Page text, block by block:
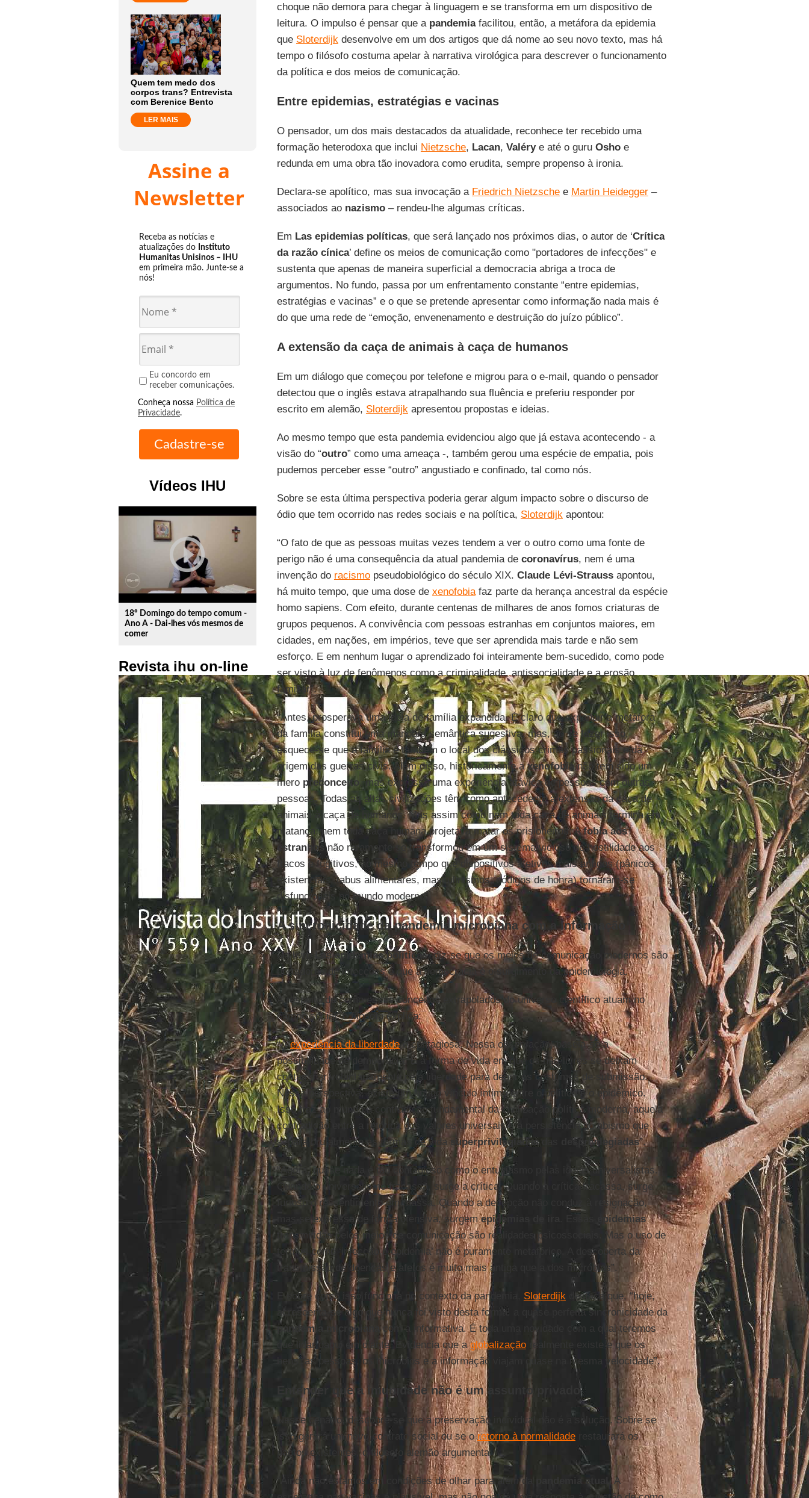
Quem tem medo dos
corpos trans? Entrevista
com Berenice Bento
LER MAIS
Assine a
Newsletter
Receba as notícias e
atualizações do Instituto
Humanitas Unisinos – IHU
em primeira mão. Junte-se a
nós!
Eu concordo em
receber comunicações.
Conheça nossa Política de
Privacidade.
Vídeos IHU
play_circle_outline
18º Domingo do tempo comum -
Ano A - Dai-lhes vós mesmos de
comer
Revista ihu on-line
choque não demora para chegar à linguagem e se transforma em um dispositivo de
leitura. O impulso é pensar que a pandemiafacilitou, então, a metáfora da epidemia
que Sloterdijkdesenvolve em um dos artigos que dá nome ao seu novo texto, mas há
tempo o filósofo costuma apelar à narrativa virológica para descrever o funcionamento
da política e dos meios de comunicação.
Entre epidemias, estratégias e vacinas
O pensador, um dos mais destacados da atualidade, reconhece ter recebido uma
formação heterodoxa que inclui Nietzsche, Lacan, Valéry e até o guru Oshoe
redunda em uma obra tão inovadora como erudita, sempre propenso à ironia.
Declara-se apolítico, mas sua invocação a Friedrich Nietzschee Martin Heidegger–
associados ao nazismo– rendeu-lhe algumas críticas.
Em Las epidemias políticas, que será lançado nos próximos dias, o autor de ‘Crítica
da razão cínica’ define os meios de comunicação como "portadores de infecções" e
sustenta que apenas de maneira superficial a democracia abriga a troca de
argumentos. No fundo, passa por um enfrentamento constante “entre epidemias,
estratégias e vacinas” e o que se pretende apresentar como informação nada mais é
do que uma rede de “emoção, envenenamento e destruição do juízo público”.
A extensão da caça de animais à caça de humanos
Em um diálogo que começou por telefone e migrou para o e-mail, quando o pensador
detectou que o inglês estava atrapalhando sua fluência e preferiu responder por
escrito em alemão, Sloterdijkapresentou propostas e ideias.
Ao mesmo tempo que esta pandemia evidenciou algo que já estava acontecendo - a
visão do “outro” como uma ameaça -, também gerou uma espécie de empatia, pois
pudemos perceber esse “outro” angustiado e confinado, tal como nós.
Sobre se esta última perspectiva poderia gerar algum impacto sobre o discurso de
ódio que tem ocorrido nas redes sociais e na política, Sloterdijkapontou:
“O fato de que as pessoas muitas vezes tendem a ver o outro como uma fonte de
perigo não é uma consequência da atual pandemia de coronavírus, nem é uma
invenção do racismo pseudobiológico do século XIX. Claude Lévi-Straussapontou,
há muito tempo, que uma dose de xenofobiafaz parte da herança ancestral da espécie
homo sapiens. Com efeito, durante centenas de milhares de anos fomos criaturas de
grupos pequenos. A convivência com pessoas estranhas em conjuntos maiores, em
cidades, em nações, em impérios, teve que ser aprendida mais tarde e não sem
esforço. E em nenhum lugar o aprendizado foi inteiramente bem-sucedido, como pode
ser visto à luz de fenômenos como a criminalidade, antissocialidade e a erosão
familiar”.
“Antes, prosperava uma ideia de família expandida. É claro que expandir a metáfora
da família constitui uma manobra semântica sugestiva, mas, ao se fazer isso,
esquece-se que a família é também o local dos clássicos crimes passionais e da
origem das guerras civis. Além disso, historicamente axenofobianão tem sido um
mero preconceito , mas expressa uma experiência atávica de pessoas com outras
pessoas. Todas as altas civilizações têm como antecedente a extensão da caça de
animais à caça de humanos. Mas assim como nem toda caça de animais termina em
matança, nem toda caça humana projetava matar os prisioneiros. Afobia aos
estranhos não raramente se transformou em um sistema vicioso de hostilidade aos
fracos e fugitivos, ao mesmo tempo que dispositivos afetivos mais antigos (pânicos
existenciais, tabus alimentares, masculinismos, códigos de honra) tornaram-se
disfuncionais no mundo moderno”.
A sincronicidade da pandemia microbiana com a informação
No livro Las epidemias políticas, diz-se que os meios de comunicação modernos são
portadores de infecções e que a democracia é o surgimento da epidemiologia.
A respeito de como esses conceitos extrapolados do universo científico atuam no
campo social, o filósofo explica:
“A experiência da liberdadeé contagiosa. Nessa observação, baseia-se a
possibilidade de democracia. É a forma de vida em que os não-livres se deixam
contaminar voluntariamente pela liberdade para depor os costumes de submissão.
Nessa perspectiva, existe um antigo vínculo íntimo entre o político e o epidêmico.
Isso traz ao mundo a contradição fundamental da civilização política moderna, aquela
contradição entre a retórica dos valores universais e a persistência do abismo que
separa brutalmente as formas de vida superprivilegiadasdas desprivilegiadas”.
“Agora, quase nada é tão contagioso como o entusiasmo pelas ideias universalistas.
Quando o universalismo fracassa, surge a crítica. Quando a crítica fracassa, surge
furioso o ressentimento em massa. Quando a decepção não conduz à resignação,
mas se expressa de forma ofensiva, surgemepidemias de ira
epidemias
transmitidas pelos meios de comunicação são realidades psicossociais. Mas o uso de
termos como ‘infecção e epidemia’ não é puramente metafórico. A descoberta da
transmissão de doenças e afetos é muito mais antiga que a dos micróbios”.
E sobre como isso funciona no contexto da pandemia, Sloterdijkdestaca que, “hoje,
acrescenta-se algo que nunca foi visto desta forma: a quase perfeita sincronicidade da
pandemia microbiana com a informativa. É toda uma novidade com a qual teremos
que lidar daqui em diante. Evidencia que aglobalizaçãorealmente existe e que os
bens, as pessoas, os micróbios e a informação viajam quase na mesma velocidade”.
Entender que a imunidade não é um assunto privado
Nesse cenário, descobre-se que a preservação individual não é a solução. Sobre se
isso gerará um novo contrato social ou se oretorno à normalidaderestaurará os
pactos existentes, o filósofo alemão argumenta:
“Ainda não estamos em condições de olhar para além da atual
. A